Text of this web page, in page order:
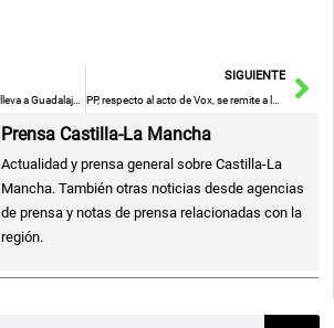
El Festival Guadaclown lleva a Guadalajara los espectáculos de circo 'Parade' y 'Creature' y al payaso y actor Leo Bassi
SIGUIENTE
PP, respecto al acto de Vox, se remite a la independencia de partidos y PSOE lamenta que ensalzaran símbolos de guerra
Prensa Castilla-La Mancha
Actualidad y prensa general sobre Castilla-La
Mancha. También otras noticias desde agencias
de prensa y notas de prensa relacionadas con la
región.